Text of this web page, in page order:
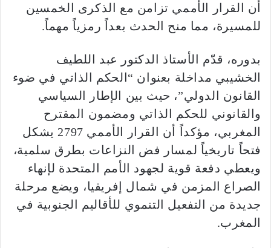
أن القرار الأممي تزامن مع الذكرى الخمسين
للمسيرة، مما منح الحدث بعداً رمزياً مهماً.
بدوره، قدّم الأستاذ الدكتور عبد اللطيف
الخشيبي مداخلة بعنوان “الحكم الذاتي في ضوء
القانون الدولي”، حيث بين الإطار السياسي
والقانوني للحكم الذاتي ومضمون المقترح
المغربي، مؤكداً أن القرار الأممي 2797 يشكل
فتحاً تاريخياً لمسار فض النزاعات بطرق سلمية،
ويعطي دفعة قوية لجهود الأمم المتحدة لإنهاء
الصراع المزمن في شمال إفريقيا، ويضع مرحلة
جديدة من التفعيل التنموي للأقاليم الجنوبية في
المغرب.